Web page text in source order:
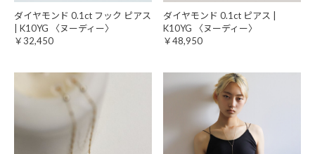
ダイヤモンド 0.1ct フック ピアス
| K10YG 〈ヌーディー〉
￥32,450
ダイヤモンド 0.1ct ピアス |
K10YG 〈ヌーディー〉
￥48,950